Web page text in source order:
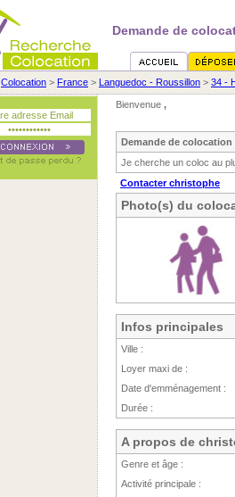
Demande de
Colocation > France > Languedoc - Roussillon > 34 -
Bienvenue ,
Demande de colocation
Je cherche un coloc au
Contacter christophe
Photo(s) du
Infos principales
Ville :
Loyer maxi de :
Date d'emménagement :
Durée :
A propos de
Genre et âge :
Activité principale :